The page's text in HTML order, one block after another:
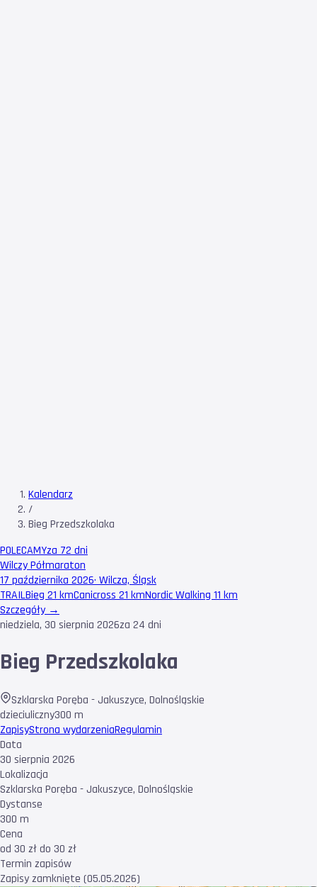
Kalendarz
/
Bieg Przedszkolaka
POLECAMYza 72 dni
Wilczy Półmaraton
17 października 2026· Wilcza, Śląsk
TRAILBieg 21 kmCanicross 21 kmNordic Walking 11 km
Szczegóły →
niedziela, 30 sierpnia 2026za 24 dni
Bieg Przedszkolaka
Szklarska Poręba - Jakuszyce, Dolnośląskie
dzieciuliczny300 m
ZapisyStrona wydarzeniaRegulamin
Data
30 sierpnia 2026
Lokalizacja
Szklarska Poręba - Jakuszyce, Dolnośląskie
Dystanse
300 m
Cena
od 30 zł do 30 zł
Termin zapisów
Zapisy zamknięte (05.05.2026)